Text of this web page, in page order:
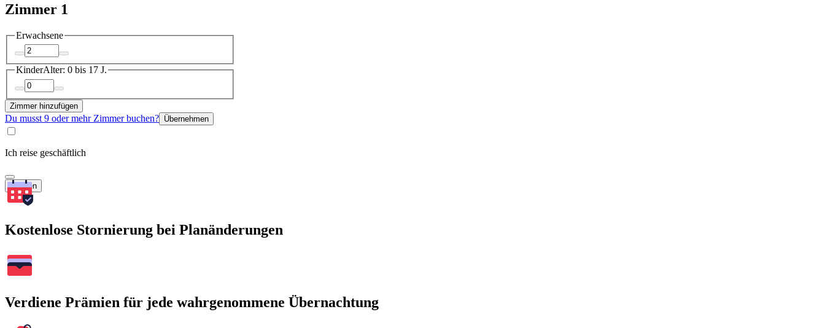
Zimmer 1
Erwachsene
KinderAlter: 0 bis 17 J.
Zimmer hinzufügen
Du musst 9 oder mehr Zimmer buchen? Übernehmen
Ich reise geschäftlich
Suchen
Kostenlose Stornierung bei Planänderungen
Verdiene Prämien für jede wahrgenommene Übernachtung